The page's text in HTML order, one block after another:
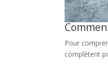
Pour
complètent